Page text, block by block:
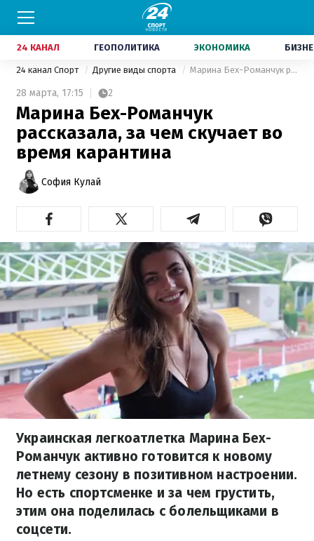
24 КАНАЛ ГЕОПОЛИТИКА ЭКОНОМИКА
24 канал Спорт Другие виды спорта Марина Бех-Романчук рассказала, за чем скучает во время карантина
28 марта, 17:15 2
Марина Бех-Романчук
рассказала, за чем скучает во
время карантина
София Кулай
Украинская легкоатлетка Марина Бех-
Романчук активно готовится к новому
летнему сезону в позитивном настроении.
Но есть спортсменке и за чем грустить,
этим она поделилась с болельщиками в
соцсети.